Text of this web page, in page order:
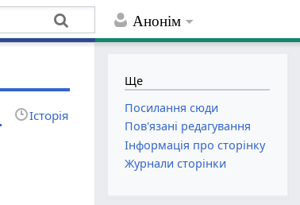
Анонім
Історія
Ще
Посилання сюди
Пов'язані редагування
Інформація про сторінку
Журнали сторінки